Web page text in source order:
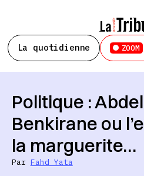
La quotidienne ZOOM
Politique :
Benkirane ou
la marguerite…
Par Fahd Yata